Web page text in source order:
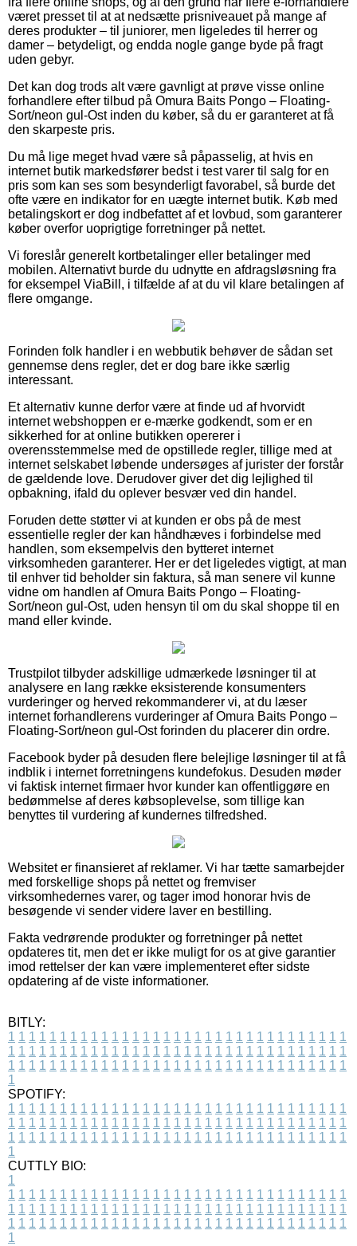
været presset til at at nedsætte prisniveauet på mange af
deres produkter – til juniorer, men ligeledes til herrer og
damer – betydeligt, og endda nogle gange byde på fragt
uden gebyr.
Det kan dog trods alt være gavnligt at prøve visse online
forhandlere efter tilbud på Omura Baits Pongo – Floating-
Sort/neon gul-Ost inden du køber, så du er garanteret at få
den skarpeste pris.
Du må lige meget hvad være så påpasselig, at hvis en
internet butik markedsfører bedst i test varer til salg for en
pris som kan ses som besynderligt favorabel, så burde det
ofte være en indikator for en uægte internet butik. Køb med
betalingskort er dog indbefattet af et lovbud, som garanterer
køber overfor uoprigtige forretninger på nettet.
Vi foreslår generelt kortbetalinger eller betalinger med
mobilen. Alternativt burde du udnytte en afdragsløsning fra
for eksempel ViaBill, i tilfælde af at du vil klare betalingen af
flere omgange.
Forinden folk handler i en webbutik behøver de sådan set
gennemse dens regler, det er dog bare ikke særlig
interessant.
Et alternativ kunne derfor være at finde ud af hvorvidt
internet webshoppen er e-mærke godkendt, som er en
sikkerhed for at online butikken opererer i
overensstemmelse med de opstillede regler, tillige med at
internet selskabet løbende undersøges af jurister der forstår
de gældende love. Derudover giver det dig lejlighed til
opbakning, ifald du oplever besvær ved din handel.
Foruden dette støtter vi at kunden er obs på de mest
essentielle regler der kan håndhæves i forbindelse med
handlen, som eksempelvis den bytteret internet
virksomheden garanterer. Her er det ligeledes vigtigt, at man
til enhver tid beholder sin faktura, så man senere vil kunne
vidne om handlen af Omura Baits Pongo – Floating-
Sort/neon gul-Ost, uden hensyn til om du skal shoppe til en
mand eller kvinde.
Trustpilot tilbyder adskillige udmærkede løsninger til at
analysere en lang række eksisterende konsumenters
vurderinger og herved rekommanderer vi, at du læser
internet forhandlerens vurderinger af Omura Baits Pongo –
Floating-Sort/neon gul-Ost forinden du placerer din ordre.
Facebook byder på desuden flere belejlige løsninger til at få
indblik i internet forretningens kundefokus. Desuden møder
vi faktisk internet firmaer hvor kunder kan offentliggøre en
bedømmelse af deres købsoplevelse, som tillige kan
benyttes til vurdering af kundernes tilfredshed.
Websitet er finansieret af reklamer. Vi har tætte samarbejder
med forskellige shops på nettet og fremviser
virksomhedernes varer, og tager imod honorar hvis de
besøgende vi sender videre laver en bestilling.
Fakta vedrørende produkter og forretninger på nettet
opdateres tit, men det er ikke muligt for os at give garantier
imod rettelser der kan være implementeret efter sidste
opdatering af de viste informationer.
BITLY:
1 1 1 1 1 1 1 1 1 1 1 1 1 1 1 1 1 1 1 1 1 1 1 1 1 1 1 1 1 1 1 1 1
1 1 1 1 1 1 1 1 1 1 1 1 1 1 1 1 1 1 1 1 1 1 1 1 1 1 1 1 1 1 1 1 1
1 1 1 1 1 1 1 1 1 1 1 1 1 1 1 1 1 1 1 1 1 1 1 1 1 1 1 1 1 1 1 1 1
1
SPOTIFY:
1 1 1 1 1 1 1 1 1 1 1 1 1 1 1 1 1 1 1 1 1 1 1 1 1 1 1 1 1 1 1 1 1
1 1 1 1 1 1 1 1 1 1 1 1 1 1 1 1 1 1 1 1 1 1 1 1 1 1 1 1 1 1 1 1 1
1 1 1 1 1 1 1 1 1 1 1 1 1 1 1 1 1 1 1 1 1 1 1 1 1 1 1 1 1 1 1 1 1
1
CUTTLY BIO:
1
1 1 1 1 1 1 1 1 1 1 1 1 1 1 1 1 1 1 1 1 1 1 1 1 1 1 1 1 1 1 1 1 1
1 1 1 1 1 1 1 1 1 1 1 1 1 1 1 1 1 1 1 1 1 1 1 1 1 1 1 1 1 1 1 1 1
1 1 1 1 1 1 1 1 1 1 1 1 1 1 1 1 1 1 1 1 1 1 1 1 1 1 1 1 1 1 1 1 1
1